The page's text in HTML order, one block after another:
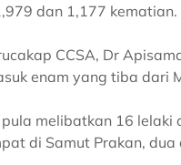
dan 1,177 kematian.
CCSA, Dr
enam yang tiba dari
melibatkan 16
di Samut Prakan, dua